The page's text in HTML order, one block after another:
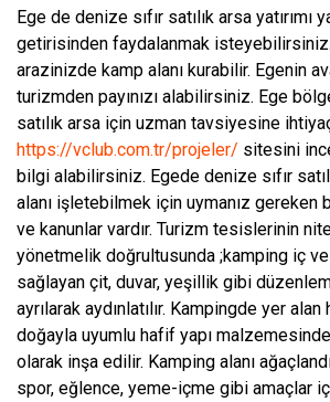
Ege de denize sıfır satılık arsa yatırımı
getirisinden faydalanmak
arazinizde kamp alanı kurabilir. Egenin
turizmden payınızı alabilirsiniz. Ege
satılık arsa için uzman tavsiyesine
https://vclub.com.tr/projeler/ sitesini
bilgi alabilirsiniz. Egede denize sıfır
alanı işletebilmek için uymanız gereken
ve kanunlar vardır. Turizm tesislerinin
yönetmelik doğrultusunda ;kamping iç
sağlayan çit, duvar, yeşillik gibi
ayrılarak aydınlatılır. Kampingde yer alan
doğayla uyumlu hafif yapı
olarak inşa edilir. Kamping alanı
spor, eğlence, yeme-içme gibi amaçlar